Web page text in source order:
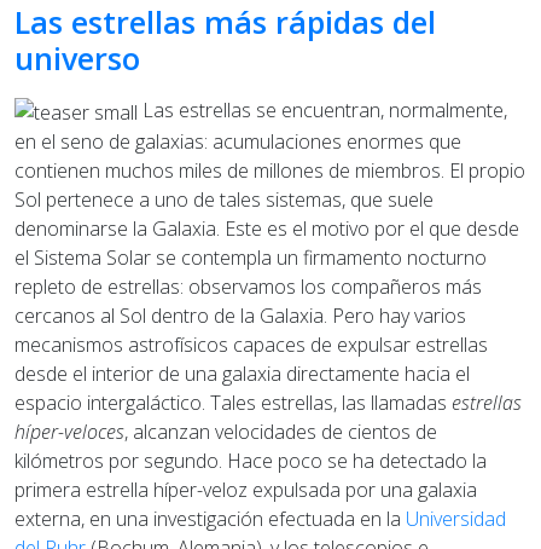
Las estrellas más rápidas del
universo
Las estrellas se encuentran, normalmente,
en el seno de galaxias: acumulaciones enormes que
contienen muchos miles de millones de miembros. El propio
Sol pertenece a uno de tales sistemas, que suele
denominarse la Galaxia. Este es el motivo por el que desde
el Sistema Solar se contempla un firmamento nocturno
repleto de estrellas: observamos los compañeros más
cercanos al Sol dentro de la Galaxia. Pero hay varios
mecanismos astrofísicos capaces de expulsar estrellas
desde el interior de una galaxia directamente hacia el
espacio intergaláctico. Tales estrellas, las llamadas estrellas
híper-veloces, alcanzan velocidades de cientos de
kilómetros por segundo. Hace poco se ha detectado la
primera estrella híper-veloz expulsada por una galaxia
externa, en una investigación efectuada en la Universidad